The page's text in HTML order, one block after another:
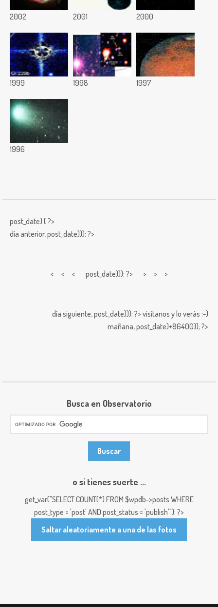
2002 2001 2000
1999 1998 1997
1996
post_date) { ?>
día anterior,post_date))); ?>
< < < post_date))); ?> > > >
día siguiente,post_date))); ?> visitanos y lo verás ;-)
mañana,post_date)+86400)); ?>
Busca en Observatorio
o si tienes suerte ...
get_var("SELECT COUNT(*) FROM $wpdb->posts WHERE
post_type = 'post' AND post_status = 'publish'"); ?>
Saltar aleatoriamente a una de las fotos